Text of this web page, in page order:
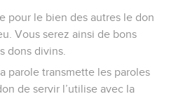
pour le bien des autres le don
Vous serez ainsi de bons
dons divins.
parole transmette les paroles
de servir l’utilise avec la